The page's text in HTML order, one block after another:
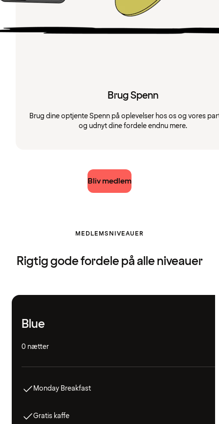
Brug Spenn
Brug dine optjente Spenn på oplevelser hos os og vores
og udnyt dine fordele endnu mere.
Bliv medlem
MEDLEMSNIVEAUER
Rigtig gode fordele på alle niveauer
Blue
0 nætter
Monday Breakfast
Gratis kaffe